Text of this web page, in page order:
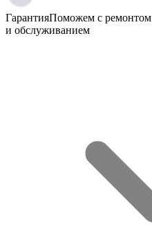
ГарантияПоможем с ремонтом
и обслуживанием